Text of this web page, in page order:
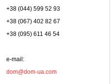
+38 (044) 599 52 93
+38 (067) 402 82 67
+38 (095) 611 46 54
e-mail:
dom@dom-ua.com